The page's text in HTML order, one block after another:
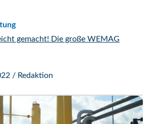
gemacht! Die große WEMAG
/ Redaktion